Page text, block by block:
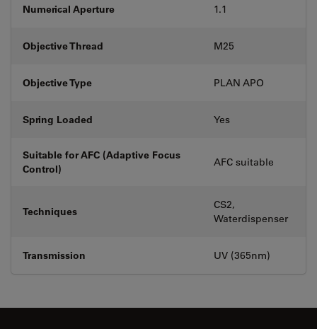
Numerical Aperture 1.1
Objective Thread M25
Objective Type PLAN APO
Spring Loaded Yes
Suitable for AFC (Adaptive Focus
Control)
AFC suitable
Techniques
CS2,
Waterdispenser
Transmission UV (365nm)